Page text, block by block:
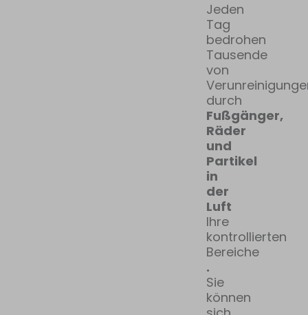
Jeden
Tag
bedrohen
Tausende
von
durch
Fußgänger,
Räder
und
Partikel
in
der
Luft
Ihre
kontrollierten
Bereiche
.
Sie
können